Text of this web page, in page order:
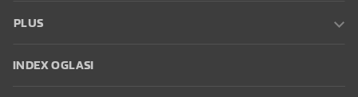
PLUS
INDEX OGLASI